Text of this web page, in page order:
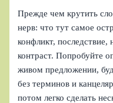
Прежде чем крутить
нерв: что тут самое
конфликт,
контраст. Попробуйте
живом предложении,
без терминов и
потом легко сделать